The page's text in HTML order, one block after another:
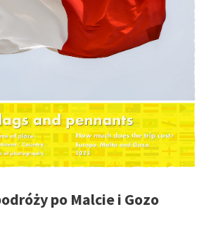
po Malcie i Gozo